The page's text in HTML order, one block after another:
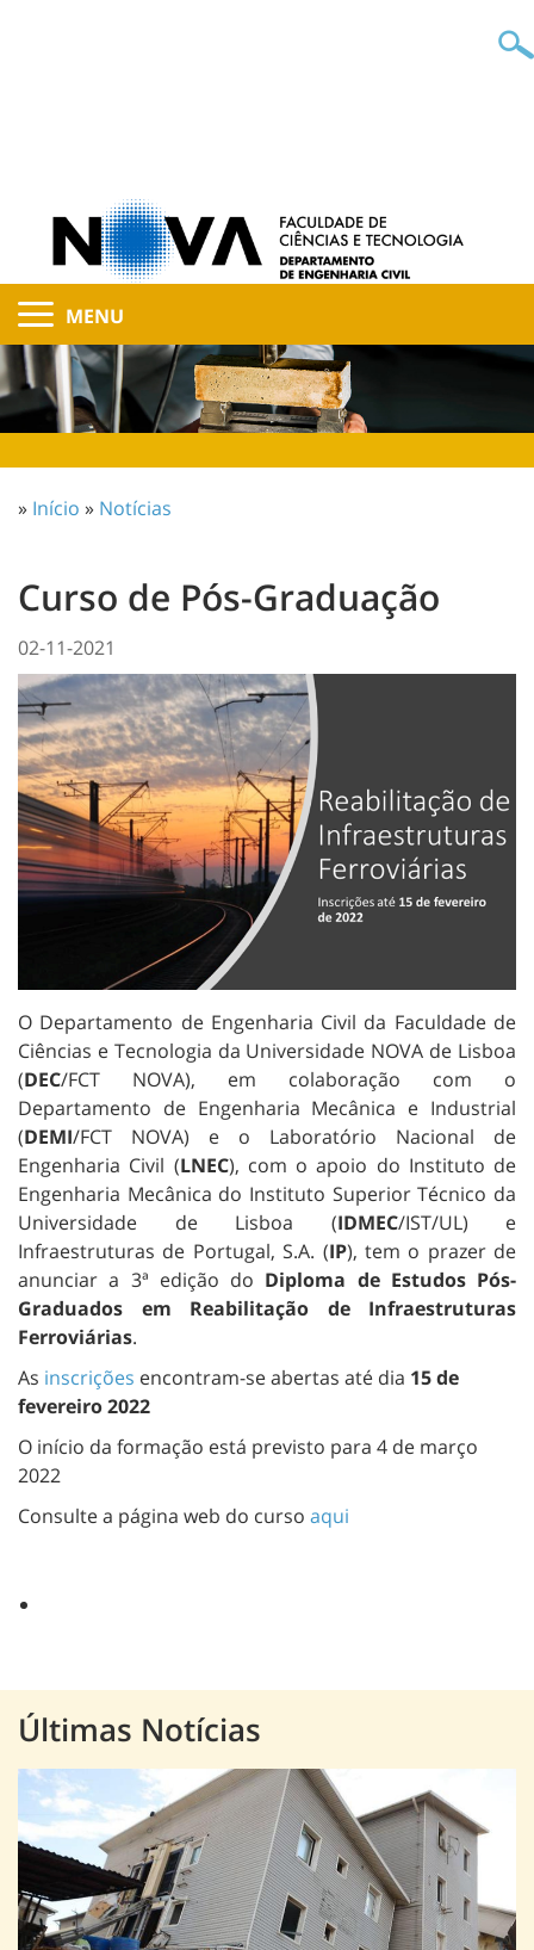
MENU
» Início » Notícias
Curso de Pós-Graduação
02-11-2021
O Departamento de Engenharia Civil da Faculdade de
Ciências e Tecnologia da Universidade NOVA de Lisboa
(DEC/FCT NOVA), em colaboração com o
Departamento de Engenharia Mecânica e Industrial
(DEMI/FCT NOVA) e o Laboratório Nacional de
Engenharia Civil (LNEC), com o apoio do Instituto de
Engenharia Mecânica do Instituto Superior Técnico da
Universidade de Lisboa (IDMEC/IST/UL) e
Infraestruturas de Portugal, S.A. (IP), tem o prazer de
anunciar a 3ª edição do Diploma de Estudos Pós-
Graduados em Reabilitação de Infraestruturas
Ferroviárias.
As inscrições encontram-se abertas até dia 15 de
fevereiro 2022
O início da formação está previsto para 4 de março
2022
Consulte a página web do curso aqui
Últimas Notícias